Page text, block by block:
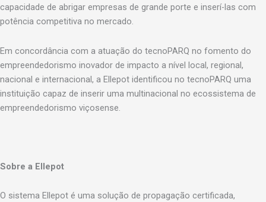
capacidade de abrigar empresas de grande porte e inserí-las com
potência competitiva no mercado.
Em concordância com a atuação do tecnoPARQ no fomento do
empreendedorismo inovador de impacto a nível local, regional,
nacional e internacional, a Ellepot identificou no tecnoPARQ uma
instituição capaz de inserir uma multinacional no ecossistema de
empreendedorismo viçosense.
Sobre a Ellepot
O sistema Ellepot é uma solução de propagação certificada,